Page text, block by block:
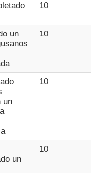
10
un
10
un
10
un
10